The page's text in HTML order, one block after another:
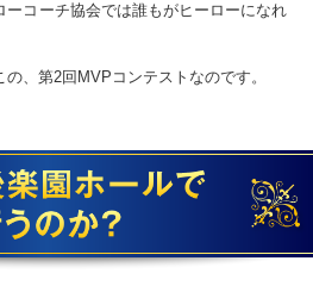
ーコーチ協会では誰もがヒーローになれ
、第2回MVPコンテストなのです。